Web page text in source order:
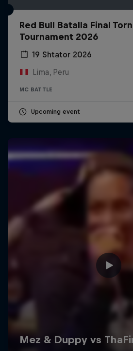
Red Bull Batalla Final
Tournament 2026
19 Shtator 2026
Lima, Peru
MC BATTLE
Upcoming event